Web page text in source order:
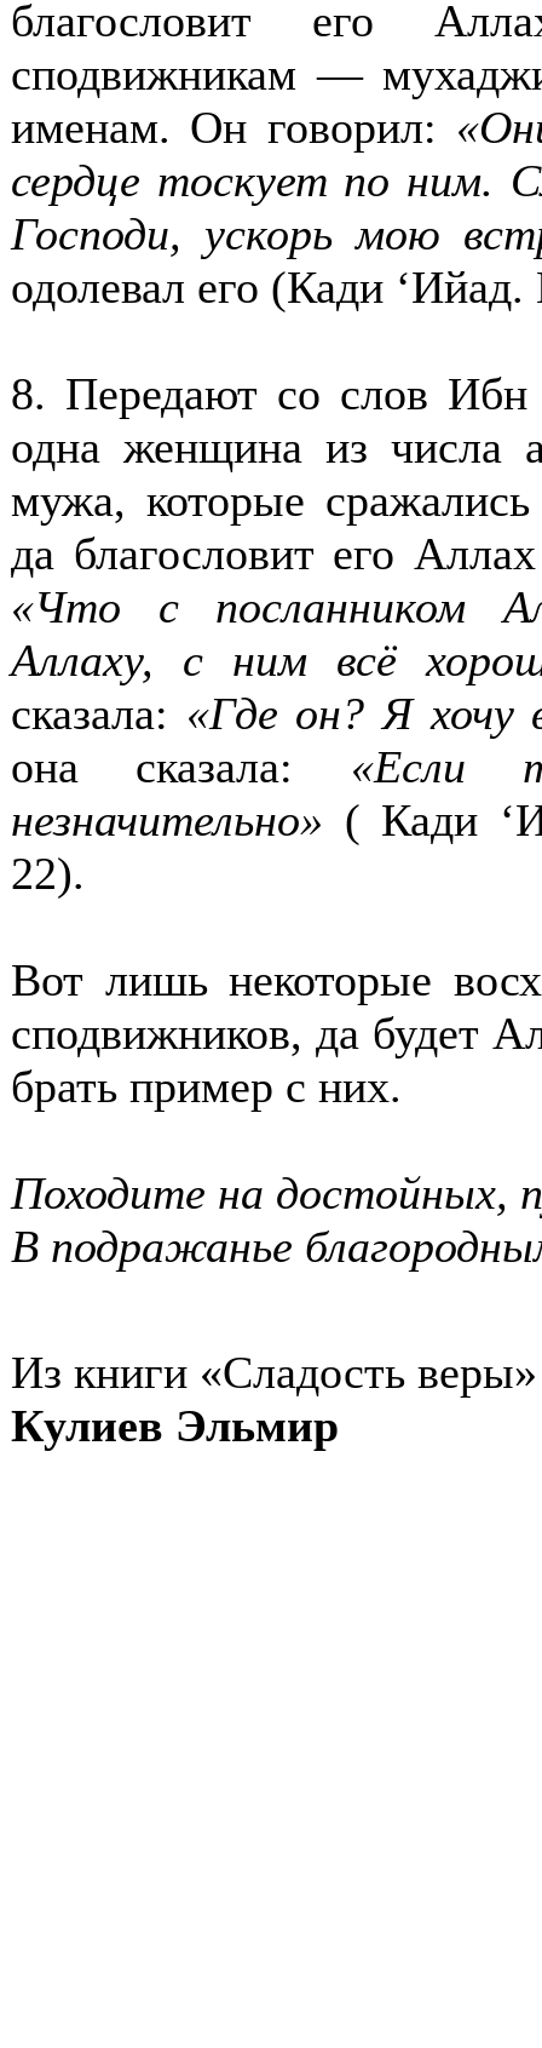
благословит его
сподвижникам —
именам. Он говорил:
сердце тоскует по ним.
Господи, ускорь мою
одолевал его (Кади
8. Передают со слов Ибн
одна женщина из числа
мужа, которые
да благословит его
«Что с посланником
Аллаху, с ним всё
сказала: «Где он? Я хочу
она сказала: «Если
незначительно» ( Кади
22).
Вот лишь некоторые
сподвижников, да будет
брать пример с них.
Походите на достойных,
В подражанье
Из книги «Сладость веры»
Кулиев Эльмир